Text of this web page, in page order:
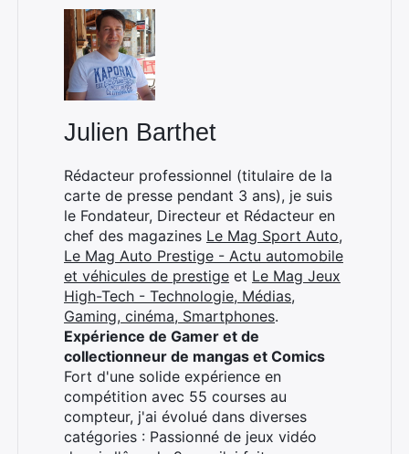
Julien Barthet
Rédacteur professionnel (titulaire de la
carte de presse pendant 3 ans), je suis
le Fondateur, Directeur et Rédacteur en
chef des magazines Le Mag Sport Auto,
Le Mag Auto Prestige - Actu automobile
et véhicules de prestige et Le Mag Jeux
High-Tech - Technologie, Médias,
Gaming, cinéma, Smartphones.
Expérience de Gamer et de
collectionneur de mangas et Comics
Fort d'une solide expérience en
compétition avec 55 courses au
compteur, j'ai évolué dans diverses
catégories : Passionné de jeux vidéo